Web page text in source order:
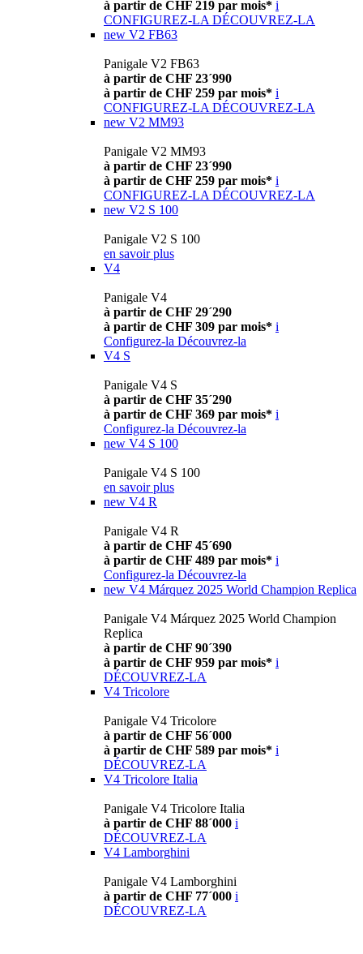
à partir de CHF 219 par mois* i
CONFIGUREZ-LA DÉCOUVREZ-LA
new V2 FB63
Panigale V2 FB63
à partir de CHF 23´990
à partir de CHF 259 par mois* i
CONFIGUREZ-LA DÉCOUVREZ-LA
new V2 MM93
Panigale V2 MM93
à partir de CHF 23´990
à partir de CHF 259 par mois* i
CONFIGUREZ-LA DÉCOUVREZ-LA
new V2 S 100
Panigale V2 S 100
en savoir plus
V4
Panigale V4
à partir de CHF 29´290
à partir de CHF 309 par mois* i
Configurez-la Découvrez-la
V4 S
Panigale V4 S
à partir de CHF 35´290
à partir de CHF 369 par mois* i
Configurez-la Découvrez-la
new V4 S 100
Panigale V4 S 100
en savoir plus
new V4 R
Panigale V4 R
à partir de CHF 45´690
à partir de CHF 489 par mois* i
Configurez-la Découvrez-la
new V4 Márquez 2025 World Champion Replica
Panigale V4 Márquez 2025 World Champion
Replica
à partir de CHF 90´390
à partir de CHF 959 par mois* i
DÉCOUVREZ-LA
V4 Tricolore
Panigale V4 Tricolore
à partir de CHF 56´000
à partir de CHF 589 par mois* i
DÉCOUVREZ-LA
V4 Tricolore Italia
Panigale V4 Tricolore Italia
à partir de CHF 88´000 i
DÉCOUVREZ-LA
V4 Lamborghini
Panigale V4 Lamborghini
à partir de CHF 77´000 i
DÉCOUVREZ-LA